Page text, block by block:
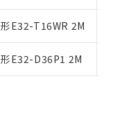
形E32-T16WR 2M
形E32-D36P1 2M